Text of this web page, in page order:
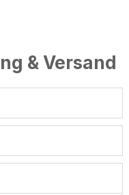
& Versand